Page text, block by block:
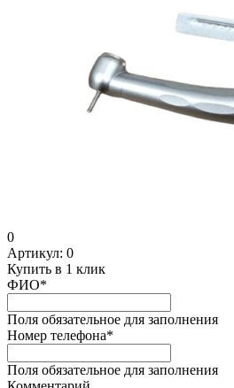
0
Артикул: 0
Купить в 1 клик
ФИО*
Поля обязательное для заполнения
Номер телефона*
Поля обязательное для заполнения